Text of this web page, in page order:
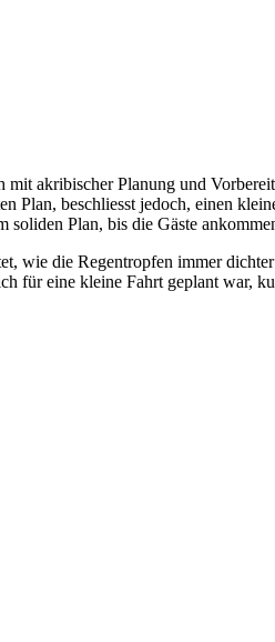
akribischer Planung und
Plan, beschliesst jedoch, einen
Plan, bis die Gäste
wie die Regentropfen immer
für eine kleine Fahrt geplant war,